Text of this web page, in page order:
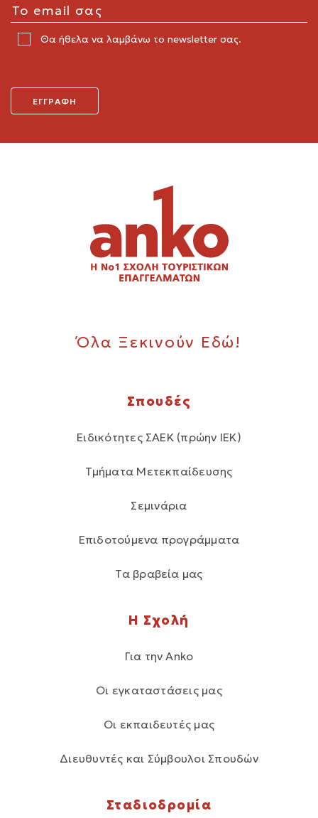
Θα ήθελα να λαμβάνω το newsletter σας.
Όλα Ξεκινούν Εδώ!
Σπουδές
Ειδικότητες ΣΑΕΚ (πρώην ΙΕΚ)
Τμήματα Μετεκπαίδευσης
Σεμινάρια
Επιδοτούμενα προγράμματα
Τα βραβεία μας
Η Σχολή
Για την Anko
Οι εγκαταστάσεις μας
Οι εκπαιδευτές μας
Διευθυντές και Σύμβουλοι Σπουδών
Σταδιοδρομία